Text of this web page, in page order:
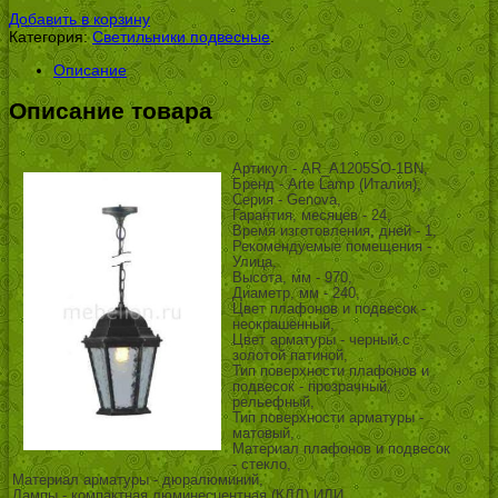
Добавить в корзину
Категория:Светильники подвесные.
Описание
Описание товара
Артикул - AR_A1205SO-1BN,
Бренд - Arte Lamp (Италия),
Серия - Genova,
Гарантия, месяцев - 24,
Время изготовления, дней - 1,
Рекомендуемые помещения -
Улица,
Высота, мм - 970,
Диаметр, мм - 240,
Цвет плафонов и подвесок -
неокрашенный,
Цвет арматуры - черный с
золотой патиной,
Тип поверхности плафонов и
подвесок - прозрачный,
рельефный,
Тип поверхности арматуры -
матовый,
Материал плафонов и подвесок
- стекло,
Материал арматуры - дюралюминий,